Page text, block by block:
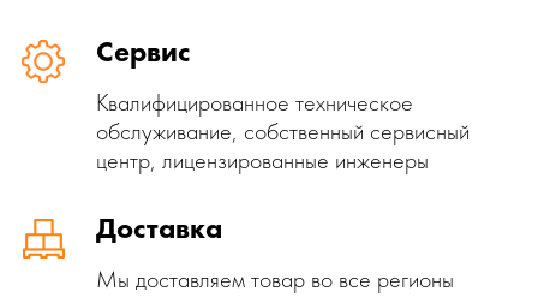
Сервис
Квалифицированное техническое
обслуживание, собственный сервисный
центр, лицензированные инженеры
Доставка
Мы доставляем товар во все регионы